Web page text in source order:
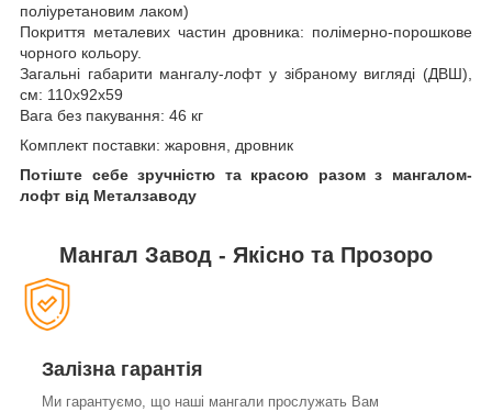
поліуретановим лаком)
Покриття металевих частин дровника: полімерно-порошкове
чорного кольору.
Загальні габарити мангалу-лофт у зібраному вигляді (ДВШ),
см: 110х92х59
Вага без пакування: 46 кг
Комплект поставки: жаровня, дровник
Потіште себе зручністю та красою разом з мангалом-
лофт від Металзаводу
Мангал Завод - Якісно та Прозоро
Залізна гарантія
Ми гарантуємо, що наші мангали прослужать Вам